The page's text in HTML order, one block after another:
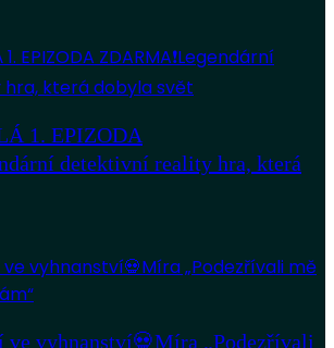
1. EPIZODA
detektivní reality hra, která
ve vyhnanství💀Míra „Podezřívali